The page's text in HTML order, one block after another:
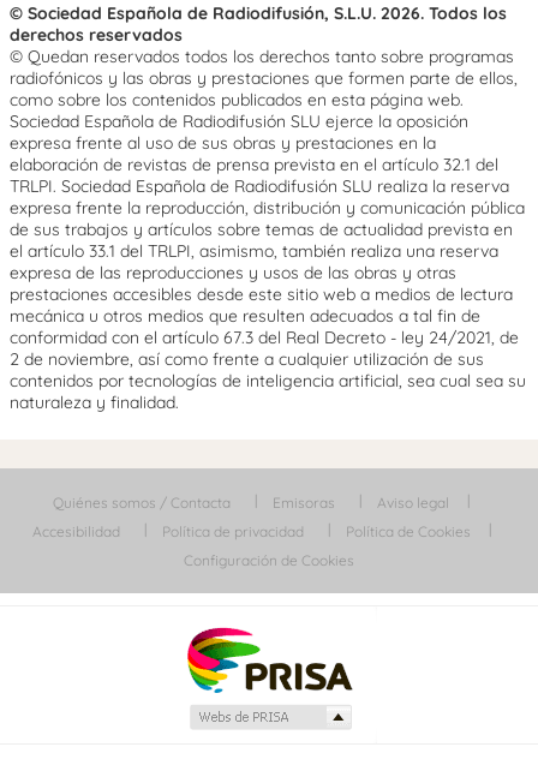
© Sociedad Española de Radiodifusión, S.L.U. 2026. Todos los
derechos reservados
© Quedan reservados todos los derechos tanto sobre programas
radiofónicos y las obras y prestaciones que formen parte de ellos,
como sobre los contenidos publicados en esta página web.
Sociedad Española de Radiodifusión SLU ejerce la oposición
expresa frente al uso de sus obras y prestaciones en la
elaboración de revistas de prensa prevista en el artículo 32.1 del
TRLPI. Sociedad Española de Radiodifusión SLU realiza la reserva
expresa frente la reproducción, distribución y comunicación pública
de sus trabajos y artículos sobre temas de actualidad prevista en
el artículo 33.1 del TRLPI, asimismo, también realiza una reserva
expresa de las reproducciones y usos de las obras y otras
prestaciones accesibles desde este sitio web a medios de lectura
mecánica u otros medios que resulten adecuados a tal fin de
conformidad con el artículo 67.3 del Real Decreto - ley 24/2021, de
2 de noviembre, así como frente a cualquier utilización de sus
contenidos por tecnologías de inteligencia artificial, sea cual sea su
naturaleza y finalidad.
Quiénes somos / Contacta Emisoras
Aviso legal
Accesibilidad
Política de privacidad
Política de Cookies
Configuración de Cookies